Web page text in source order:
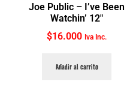
Joe Public ‎– I’ve Been
Watchin’ 12″
$16.000 Iva Inc.
Añadir al carrito